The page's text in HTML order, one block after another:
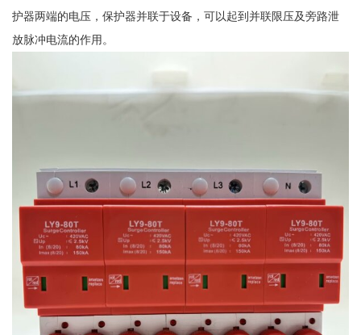
护器两端的电压，保护器并联于设备，可以起到并联限压及旁路泄
放脉冲电流的作用。